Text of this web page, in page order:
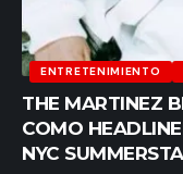
ENTRETENIMIENTO
THE MARTINEZ
COMO
NYC